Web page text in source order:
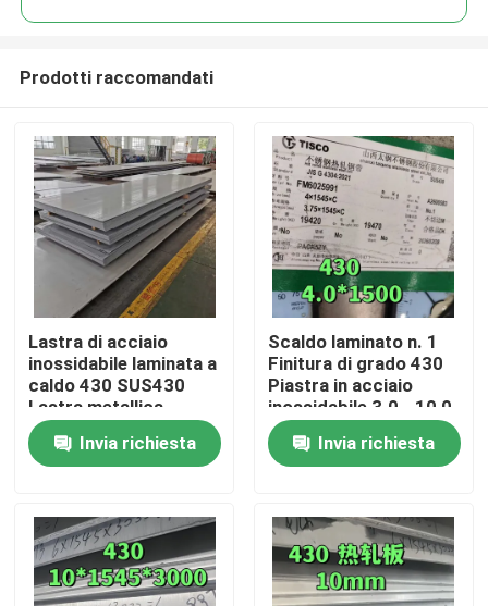
Casa.
Prodotti
Video
Prodotti raccomandati
Lastra di acciaio
inossidabile laminata a
caldo 430 SUS430
Lastra metallica
8*1500*6000mm con
superficie NO.1
Invia richiesta
Scaldo laminato n. 1
Finitura di grado 430
Piastra in acciaio
inossidabile 3.0 - 10,0
mm SS 430 Piastra di
TISCOInvia richiesta